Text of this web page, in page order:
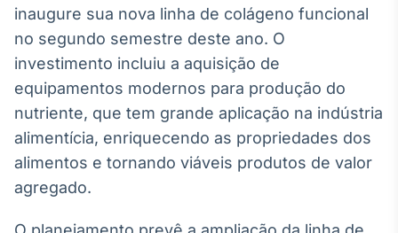
Plataforma para
conteúdos
personalizados
Soluções de Dados
e Conteúdos
Broadcast
OTC
Plataforma para
negociação de
inaugure sua nova linha de colágeno funcional
no segundo semestre deste ano. O
investimento incluiu a aquisição de
equipamentos modernos para produção do
nutriente, que tem grande aplicação na indústria
alimentícia, enriquecendo as propriedades dos
alimentos e tornando viáveis produtos de valor
agregado.